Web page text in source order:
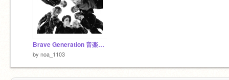
Brave Generation 音楽&写真
by noa_1103